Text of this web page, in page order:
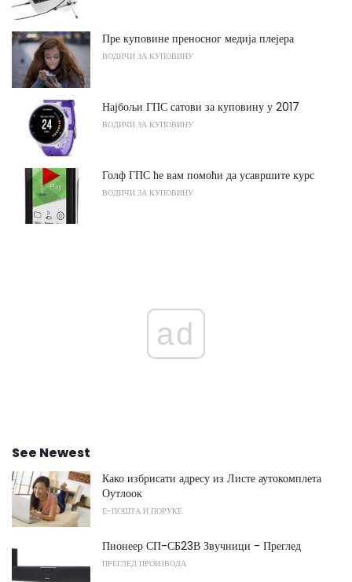
Пре куповине преносног медија плејера
ВОДИЧИ ЗА КУПОВИНУ
Најбољи ГПС сатови за куповину у 2017
ВОДИЧИ ЗА КУПОВИНУ
Голф ГПС ће вам помоћи да усавршите курс
ВОДИЧИ ЗА КУПОВИНУ
ad
See Newest
Како избрисати адресу из Листе аутокомплета
Оутлоок
Е-ПОШТА И ПОРУКЕ
Пионеер СП-СБ23В Звучници - Преглед
ПРЕГЛЕД ПРОИЗВОДА